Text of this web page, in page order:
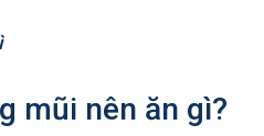
mũi nên ăn gì?